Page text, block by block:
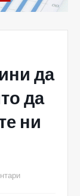
да
да
ни